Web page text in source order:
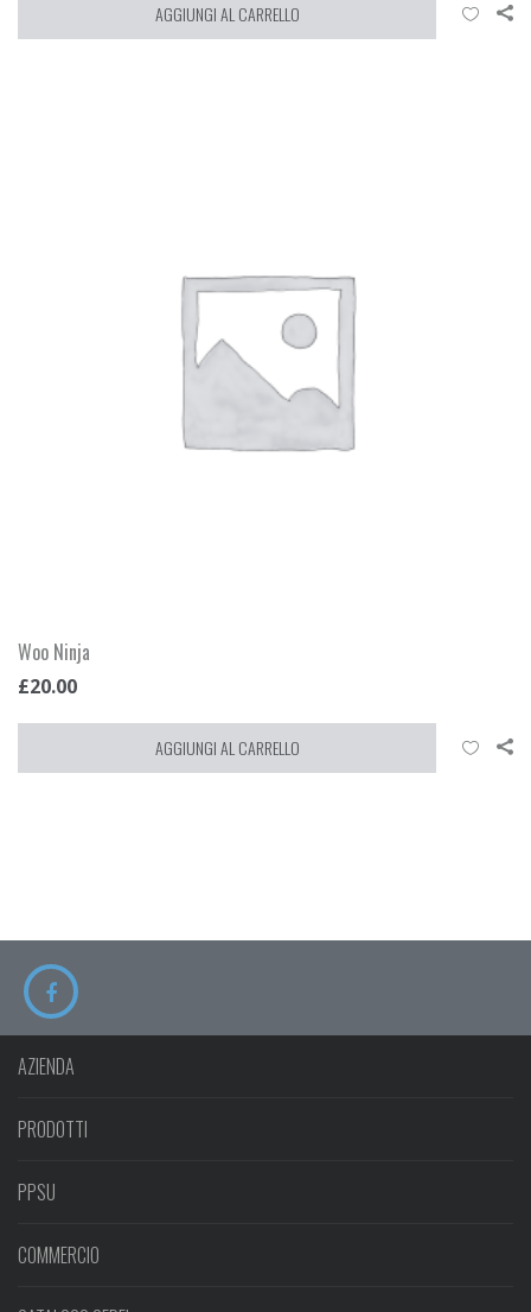
AGGIUNGI AL CARRELLO
Woo Ninja
£20.00
AGGIUNGI AL CARRELLO
AZIENDA
PRODOTTI
PPSU
COMMERCIO